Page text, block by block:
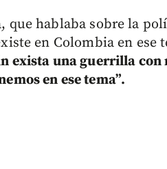
que hablaba sobre la
en Colombia en ese
exista una guerrilla
en ese tema”.